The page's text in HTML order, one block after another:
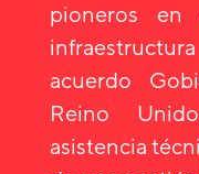
pioneros en
acuerdo
Reino
asistencia